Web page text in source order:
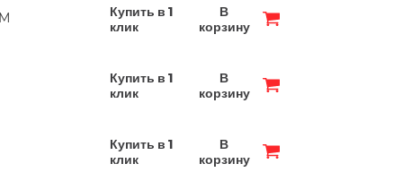
Купить в 1
клик
В
корзину
Купить в 1
клик
В
корзину
Купить в 1
клик
В
корзину